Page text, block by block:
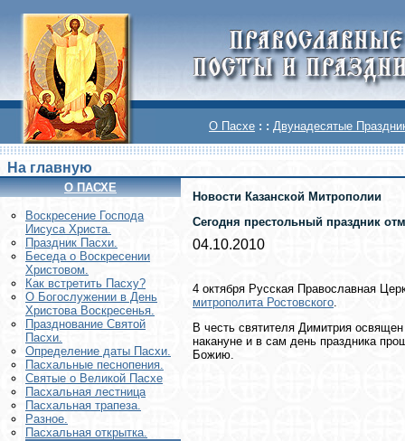
О Пасхе : : Двунадесятые
На главную
О ПАСХЕ
Воскреcение Господа
Иисуса Христа.
Праздник Пасхи.
Беседа о Воскресении
Христовом.
Как встретить Пасху?
О Богослужении в День
Христова Воскресенья.
Празднование Святой
Пасхи.
Определение даты Пасхи.
Пасхальные песнопения.
Святые о Великой Пасхе
Пасхальная лестница
Пасхальная трапеза.
Разное.
Пасхальная открытка.
Новости Казанской Митрополии
Сегодня престольный праздник
04.10.2010
4 октября Русская Православная
митрополита Ростовского
В честь святителя Димитрия
накануне и в сам день праздника
Божию.